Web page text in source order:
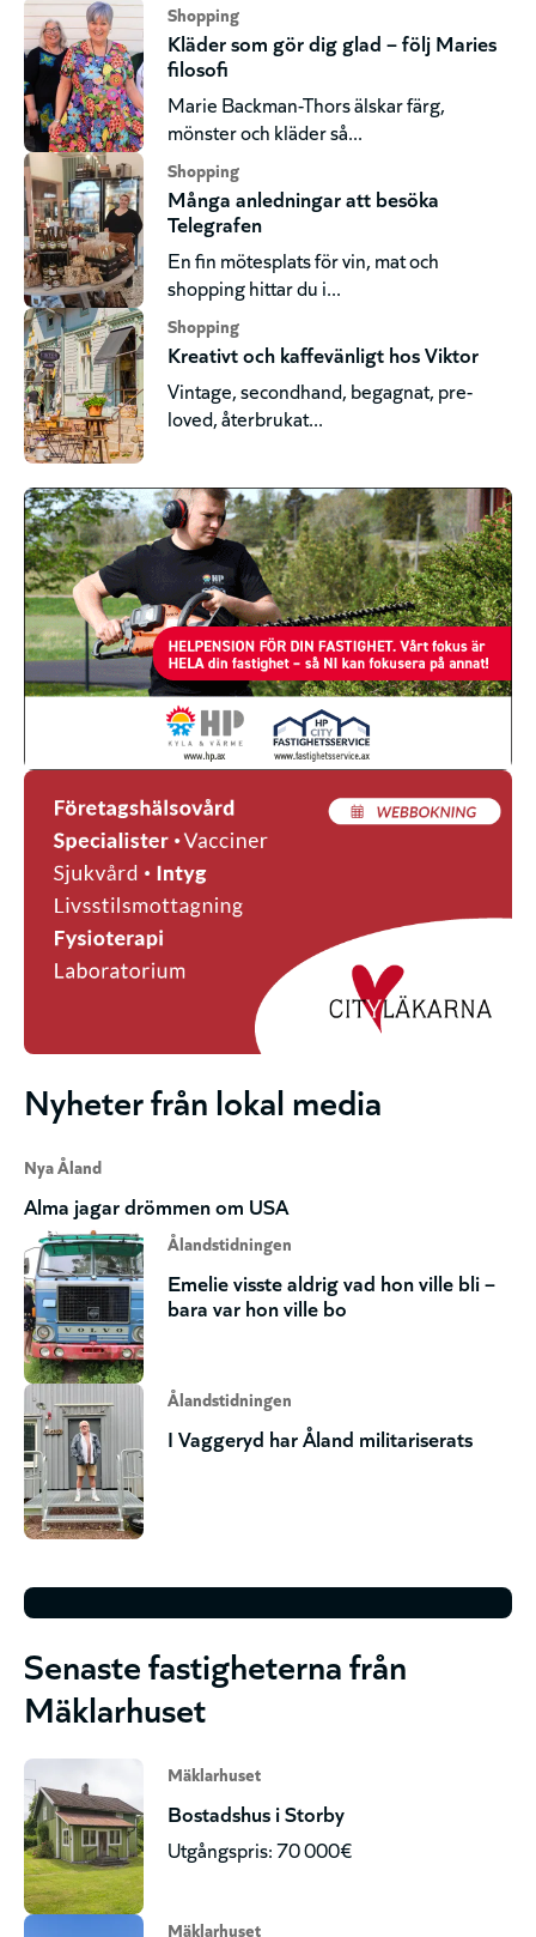
Shopping
Kläder som gör dig glad – följ Maries
filosofi
Marie Backman-Thors älskar färg,
mönster och kläder så...
Shopping
Många anledningar att besöka
Telegrafen
En fin mötesplats för vin, mat och
shopping hittar du i...
Shopping
Kreativt och kaffevänligt hos Viktor
Vintage, secondhand, begagnat, pre-
loved, återbrukat...
Nyheter från lokal media
Nya Åland
Alma jagar drömmen om USA
Ålandstidningen
Emelie visste aldrig vad hon ville bli –
bara var hon ville bo
Ålandstidningen
I Vaggeryd har Åland militariserats
Senaste fastigheterna från
Mäklarhuset
Mäklarhuset
Bostadshus i Storby
Utgångspris: 70 000€
Mäklarhuset